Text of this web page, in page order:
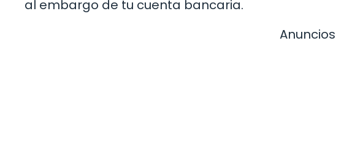
al embargo de tu cuenta bancaria.
Anuncios